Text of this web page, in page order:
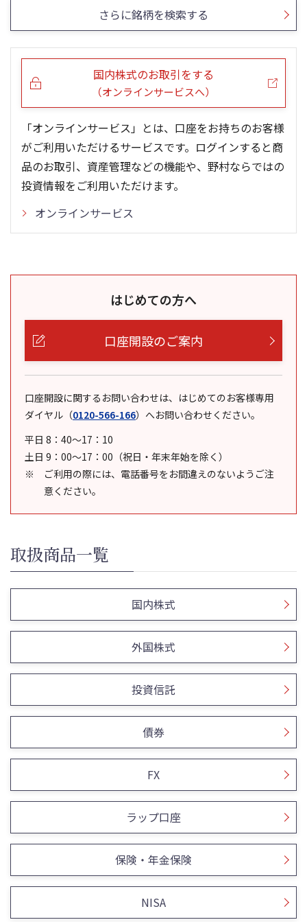
さらに銘柄を検索する
国内株式のお取引をする
（オンラインサービスへ）
「オンラインサービス」とは、口座をお持ちのお客様
がご利用いただけるサービスです。ログインすると商
品のお取引、資産管理などの機能や、野村ならではの
投資情報をご利用いただけます。
オンラインサービス
はじめての方へ
口座開設のご案内
口座開設に関するお問い合わせは、はじめてのお客様専用
ダイヤル （0120-566-166） へお問い合わせください。
平日 8：40～17：10
土日 9：00～17：00（祝日・年末年始を除く）
ご利用の際には、電話番号をお間違えのないようご注
意ください。
取扱商品一覧
国内株式
外国株式
投資信託
債券
FX
ラップ口座
保険・年金保険
NISA